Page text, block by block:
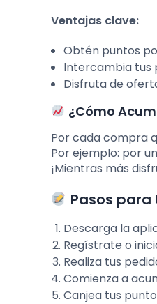
Ventajas clave:
Obtén puntos
Intercambia tus
Disfruta de
¿Cómo
Por cada compra
Por ejemplo: por
¡Mientras más
Pasos para
Descarga la
Regístrate o
Realiza tus
Comienza a
Canjea tus